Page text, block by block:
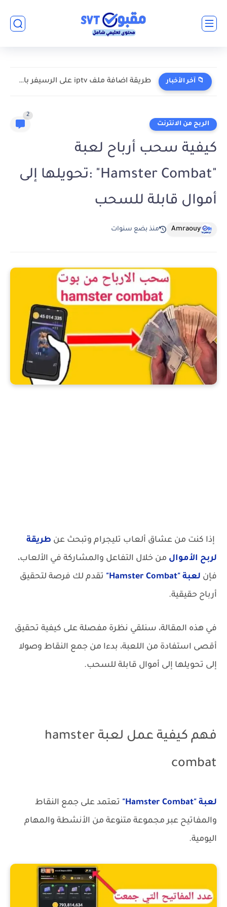
📁 آخر الأخبار تحميل فيس بوك الاخضر القديم بدون أنترنت - facebook lite...
الربح من الانترنت
2
كيفية سحب أرباح لعبة
"Hamster Combat" :تحويلها إلى
أموال قابلة للسحب
Amraouy منذ بضع سنوات
إذا كنت من عشاق ألعاب تليجرام وتبحث عن طريقة
لربح الأموال من خلال التفاعل والمشاركة في الألعاب،
فإن لعبة "Hamster Combat"
تقدم لك فرصة لتحقيق
أرباح حقيقية.
في هذه المقالة، سنلقي نظرة مفصلة على كيفية تحقيق
أقصى استفادة من اللعبة، بدءا من جمع النقاط وصولا
إلى تحويلها إلى أموال قابلة للسحب.
فهم كيفية عمل لعبة hamster
combat
لعبة "Hamster Combat"
تعتمد على جمع النقاط
والمفاتيح عبر مجموعة متنوعة من الأنشطة والمهام
اليومية.